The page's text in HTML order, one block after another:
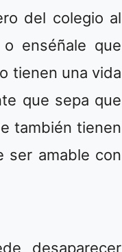
del colegio al
enséñale que
tienen una vida
que sepa que
también tienen
ser amable con
desaparecer